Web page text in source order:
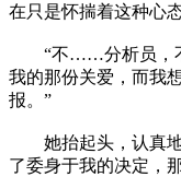
在只是怀揣着这种心
“不……分析员，不
我的那份关爱，而我
报。”
她抬起头，认真地
了委身于我的决定，